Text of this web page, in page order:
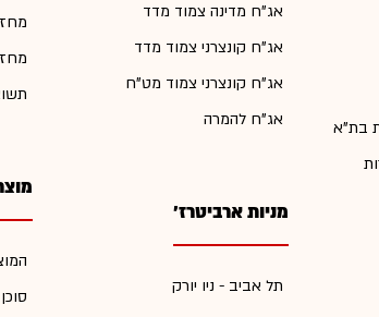
בת"א
אג"ח מדינה צמוד מדד
אג"ח קונצרני צמוד מדד
אג"ח קונצרני צמוד מט"ח
אג"ח להמרה
מניות ארביטרז'
תל אביב - ניו יורק